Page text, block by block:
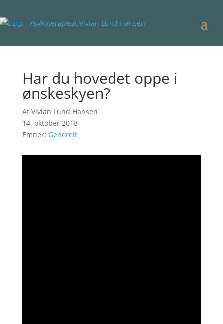
Har du hovedet oppe i
ønskeskyen?
Af Vivian Lund Hansen
14. oktober 2018
Emner: Generelt